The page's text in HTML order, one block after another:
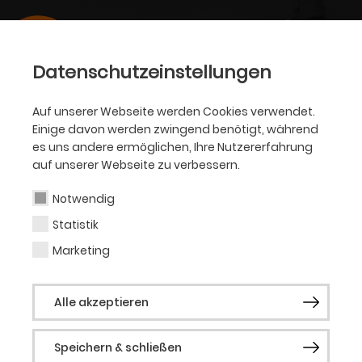
Datenschutzeinstellungen
Auf unserer Webseite werden Cookies verwendet.
Einige davon werden zwingend benötigt, während
es uns andere ermöglichen, Ihre Nutzererfahrung
auf unserer Webseite zu verbessern.
Notwendig
Statistik
Marketing
Alle akzeptieren
Speichern & schließen